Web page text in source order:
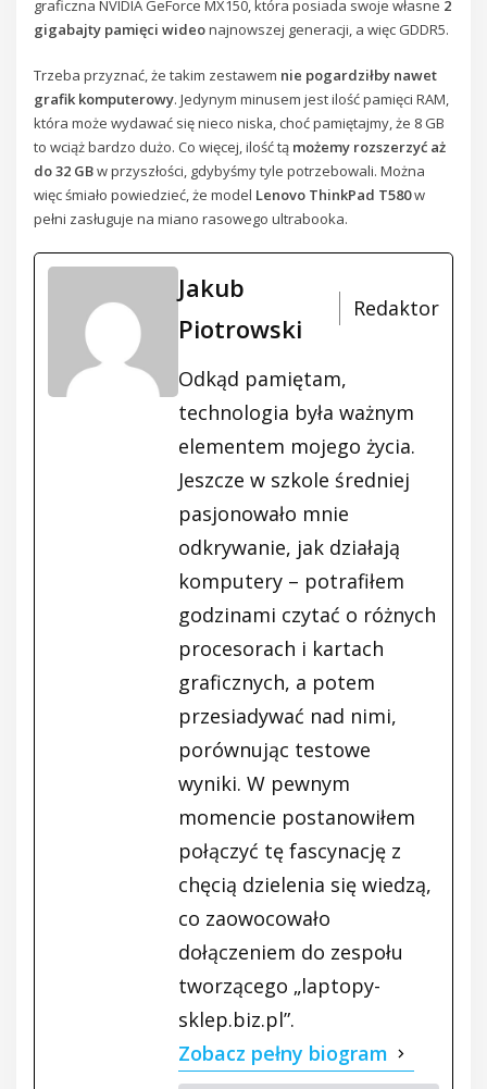
graficzna NVIDIA GeForce MX150, która posiada swoje własne 2
gigabajty pamięci wideonajnowszej generacji, a więc GDDR5.
Trzeba przyznać, że takim zestawem nie pogardziłby nawet
grafik komputerowy. Jedynym minusem jest ilość pamięci RAM,
która może wydawać się nieco niska, choć pamiętajmy, że 8 GB
to wciąż bardzo dużo. Co więcej, ilość tą możemy rozszerzyć aż
do 32 GBw przyszłości, gdybyśmy tyle potrzebowali. Można
więc śmiało powiedzieć, że model Lenovo ThinkPad T580w
pełni zasługuje na miano rasowego ultrabooka.
Jakub
Piotrowski
Redaktor
Odkąd pamiętam,
technologia była ważnym
elementem mojego życia.
Jeszcze w szkole średniej
pasjonowało mnie
odkrywanie, jak działają
komputery – potrafiłem
godzinami czytać o różnych
procesorach i kartach
graficznych, a potem
przesiadywać nad nimi,
porównując testowe
wyniki. W pewnym
momencie postanowiłem
połączyć tę fascynację z
chęcią dzielenia się wiedzą,
co zaowocowało
dołączeniem do zespołu
tworzącego „laptopy-
sklep.biz.pl”.
Zobacz pełny biogram